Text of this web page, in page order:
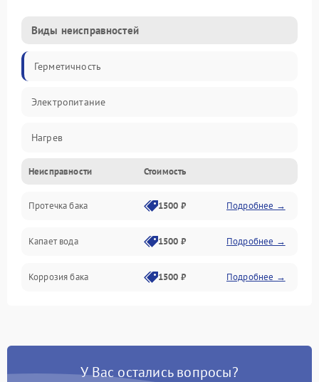
Виды неисправностей
Герметичность
Электропитание
Нагрев
Датчики
Механика
Неисправности Стоимость
Протечка бака 1500 ₽ Подробнее →
Капает вода 1500 ₽ Подробнее →
Коррозия бака 1500 ₽ Подробнее →
У Вас остались вопросы?